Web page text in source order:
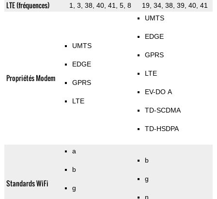
LTE (fréquences) 1, 3, 38, 40, 41, 5, 8 19, 34, 38, 39, 40, 41
Propriétés Modem
UMTS
EDGE
GPRS
LTE
UMTS
EDGE
GPRS
LTE
EV-DO A
TD-SCDMA
TD-HSDPA
Standards WiFi
a
b
g
b
g
n